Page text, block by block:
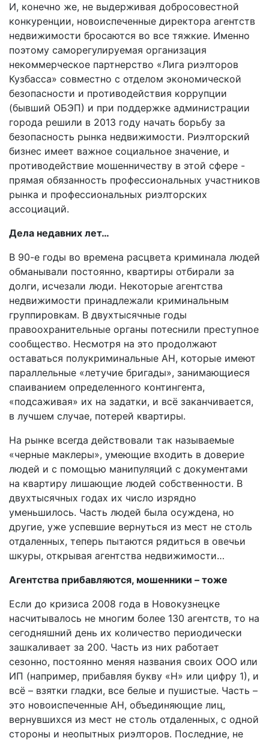
И, конечно же, не выдерживая добросовестной
конкуренции, новоиспеченные директора агентств
недвижимости бросаются во все тяжкие. Именно
поэтому саморегулируемая организация
некоммерческое партнерство «Лига риэлторов
Кузбасса» совместно с отделом экономической
безопасности и противодействия коррупции
(бывший ОБЭП) и при поддержке администрации
города решили в 2013 году начать борьбу за
безопасность рынка недвижимости. Риэлторский
бизнес имеет важное социальное значение, и
противодействие мошенничеству в этой сфере -
прямая обязанность профессиональных участников
рынка и профессиональных риэлторских
ассоциаций.
Дела недавних лет…
В 90-е годы во времена расцвета криминала людей
обманывали постоянно, квартиры отбирали за
долги, исчезали люди. Некоторые агентства
недвижимости принадлежали криминальным
группировкам. В двухтысячные годы
правоохранительные органы потеснили преступное
сообщество. Несмотря на это продолжают
оставаться полукриминальные АН, которые имеют
параллельные «летучие бригады», занимающиеся
спаиванием определенного контингента,
«подсаживая» их на задатки, и всё заканчивается,
в лучшем случае, потерей квартиры.
На рынке всегда действовали так называемые
«черные маклеры», умеющие входить в доверие
людей и с помощью манипуляций с документами
на квартиру лишающие людей собственности. В
двухтысячных годах их число изрядно
уменьшилось. Часть людей была осуждена, но
другие, уже успевшие вернуться из мест не столь
отдаленных, теперь пытаются рядиться в овечьи
шкуры, открывая агентства недвижимости…
Агентства прибавляются, мошенники – тоже
Если до кризиса 2008 года в Новокузнецке
насчитывалось не многим более 130 агентств, то на
сегодняшний день их количество периодически
зашкаливает за 200. Часть из них работает
сезонно, постоянно меняя названия своих ООО или
ИП (например, прибавляя букву «Н» или цифру 1), и
всё – взятки гладки, все белые и пушистые. Часть –
это новоиспеченные АН, объединяющие лиц,
вернувшихся из мест не столь отдаленных, с одной
стороны и неопытных риэлторов. Последние, не